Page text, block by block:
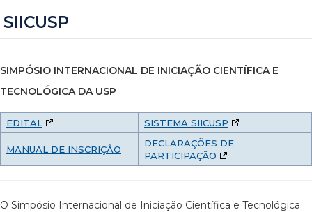
SIICUSP
SIMPÓSIO INTERNACIONAL DE INICIAÇÃO CIENTÍFICA E
TECNOLÓGICA DA USP
EDITAL SISTEMA SIICUSP
MANUAL DE INSCRIÇÂO
DECLARAÇÕES DE
PARTICIPAÇÃO
O Simpósio Internacional de Iniciação Científica e Tecnológica